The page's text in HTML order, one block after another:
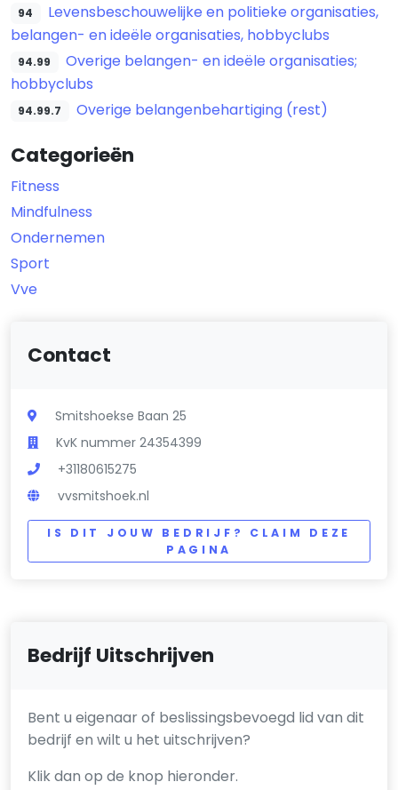
94
Levensbeschouwelijke en politieke organisaties,
belangen- en ideële organisaties, hobbyclubs
94.99
Overige belangen- en ideële organisaties;
hobbyclubs
94.99.7 Overige belangenbehartiging (rest)
Categorieën
Fitness
Mindfulness
Ondernemen
Sport
Vve
Contact
Smitshoekse Baan 25
KvK nummer 24354399
+31180615275
vvsmitshoek.nl
IS DIT JOUW BEDRIJF? CLAIM DEZE
PAGINA
Bedrijf Uitschrijven
Bent u eigenaar of beslissingsbevoegd lid van dit
bedrijf en wilt u het uitschrijven?
Klik dan op de knop hieronder.